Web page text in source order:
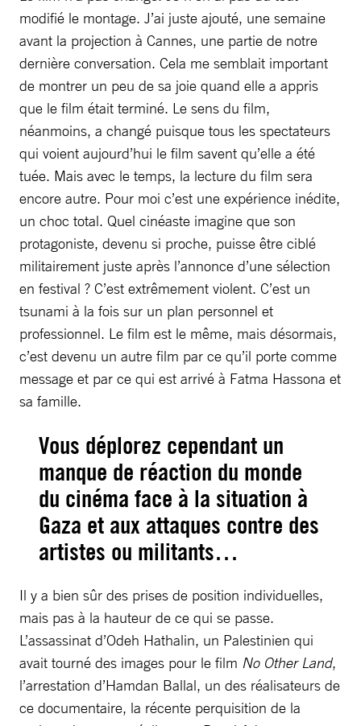
modifié le montage. J’ai juste ajouté, une semaine
avant la projection à Cannes, une partie de notre
dernière conversation. Cela me semblait important
de montrer un peu de sa joie quand elle a appris
que le film était terminé. Le sens du film,
néanmoins, a changé puisque tous les spectateurs
qui voient aujourd’hui le film savent qu’elle a été
tuée. Mais avec le temps, la lecture du film sera
encore autre. Pour moi c’est une expérience inédite,
un choc total. Quel cinéaste imagine que son
protagoniste, devenu si proche, puisse être ciblé
militairement juste après l’annonce d’une sélection
en festival ? C’est extrêmement violent. C’est un
tsunami à la fois sur un plan personnel et
professionnel. Le film est le même, mais désormais,
c’est devenu un autre film par ce qu’il porte comme
message et par ce qui est arrivé à Fatma Hassona et
sa famille.
Vous déplorez cependant un
manque de réaction du monde
du cinéma face à la situation à
Gaza et aux attaques contre des
artistes ou militants…
Il y a bien sûr des prises de position individuelles,
mais pas à la hauteur de ce qui se passe.
L’assassinat d’Odeh Hathalin, un Palestinien qui
avait tourné des images pour le film No Other Land,
l’arrestation d’Hamdan Ballal, un des réalisateurs de
ce documentaire, la récente perquisition de la